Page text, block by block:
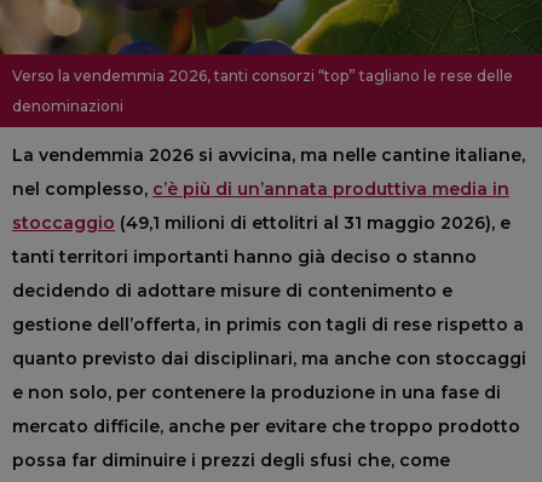
Verso la vendemmia 2026, tanti consorzi “top” tagliano le rese delle
denominazioni
La vendemmia 2026 si avvicina, ma nelle cantine italiane,
nel complesso, c’è più di un’annata produttiva media in
stoccaggio (49,1 milioni di ettolitri al 31 maggio 2026), e
tanti territori importanti hanno già deciso o stanno
decidendo di adottare misure di contenimento e
gestione dell’offerta, in primis con tagli di rese rispetto a
quanto previsto dai disciplinari, ma anche con stoccaggi
e non solo, per contenere la produzione in una fase di
mercato difficile, anche per evitare che troppo prodotto
possa far diminuire i prezzi degli sfusi che, come